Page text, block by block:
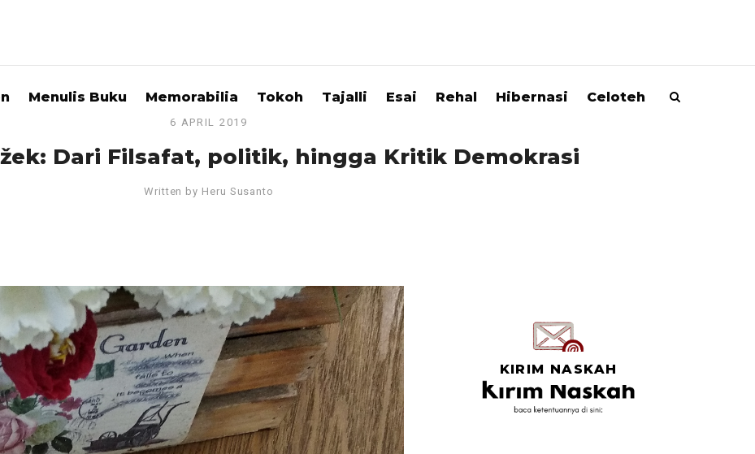
Menulis Buku Memorabilia Tokoh Tajalli Esai Rehal Hibernasi Celoteh
6 APRIL 2019
Dari Filsafat, politik, hingga Kritik Demokrasi
Written by Heru Susanto
KIRIM NASKAH